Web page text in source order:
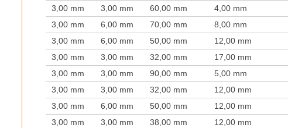
3,00 mm
3,00 mm 60,00 mm 4,00 mm
3,00 mm
6,00 mm 70,00 mm 8,00 mm
3,00 mm
6,00 mm 50,00 mm 12,00 mm
3,00 mm
3,00 mm 32,00 mm 17,00 mm
3,00 mm
3,00 mm 90,00 mm 5,00 mm
3,00 mm
3,00 mm 32,00 mm 12,00 mm
3,00 mm
6,00 mm 50,00 mm 12,00 mm
3,00 mm
3,00 mm 38,00 mm 12,00 mm